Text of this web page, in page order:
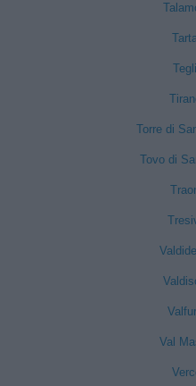
Torre di
Tovo di
Val